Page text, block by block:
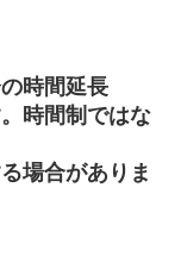
時間延長
時間制ではな
場合がありま